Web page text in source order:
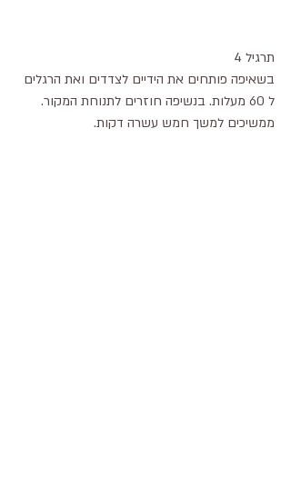
תרגיל 4
בשאיפה פותחים את הידיים לצדדים ואת הרגלים
ל 60 מעלות. בנשיפה חוזרים לתנוחת המקור.
ממשיכים למשך חמש עשרה דקות.